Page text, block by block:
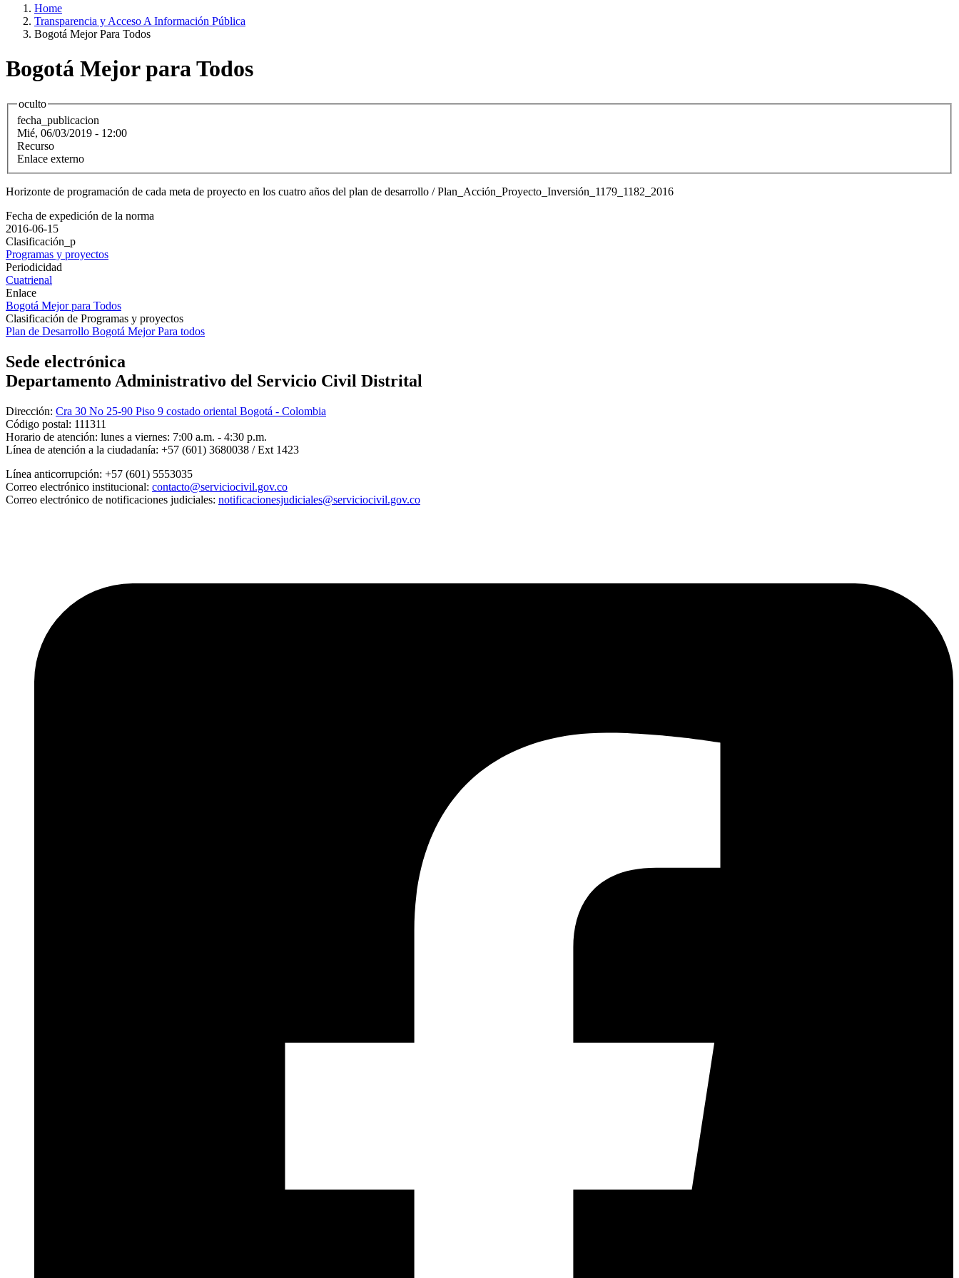
Home
Transparencia y Acceso A Información Pública
Bogotá Mejor Para Todos
Bogotá Mejor para Todos
oculto
fecha_publicacion
Mié, 06/03/2019 - 12:00
Recurso
Enlace externo
Horizonte de programación de cada meta de proyecto en los cuatro años del plan de desarrollo / Plan_Acción_Proyecto_Inversión_1179_1182_2016
Fecha de expedición de la norma
2016-06-15
Clasificación_p
Programas y proyectos
Periodicidad
Cuatrienal
Enlace
Bogotá Mejor para Todos
Clasificación de Programas y proyectos
Plan de Desarrollo Bogotá Mejor Para todos
Sede electrónica
Departamento Administrativo del Servicio Civil Distrital
Dirección: Cra 30 No 25-90 Piso 9 costado oriental Bogotá - Colombia
Código postal: 111311
Horario de atención: lunes a viernes: 7:00 a.m. - 4:30 p.m.
Línea de atención a la ciudadanía: +57 (601) 3680038 / Ext 1423
Línea anticorrupción: +57 (601) 5553035
Correo electrónico institucional: contacto@serviciocivil.gov.co
Correo electrónico de notificaciones judiciales: notificacionesjudiciales@serviciocivil.gov.co